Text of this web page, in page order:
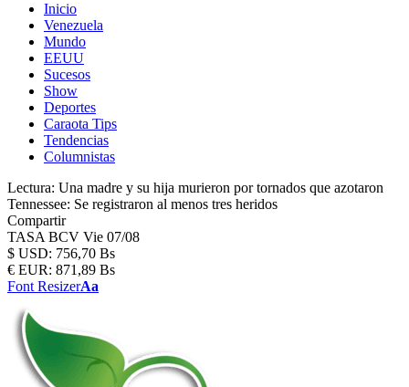
Inicio
Venezuela
Mundo
EEUU
Sucesos
Show
Deportes
Caraota Tips
Tendencias
Columnistas
Lectura: Una madre y su hija murieron por tornados que azotaron
Tennessee: Se registraron al menos tres heridos
Compartir
TASA BCV Vie 07/08
$ USD: 756,70 Bs
€ EUR: 871,89 Bs
Font ResizerAa